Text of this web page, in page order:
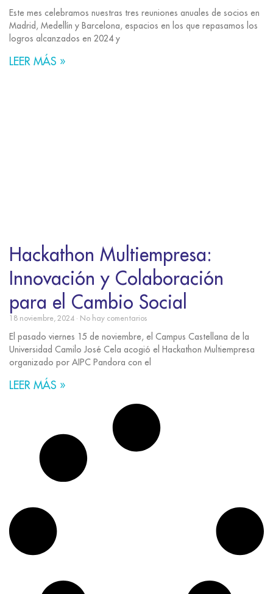
Este mes celebramos nuestras tres reuniones anuales de socios en
Madrid, Medellín y Barcelona, espacios en los que repasamos los
logros alcanzados en 2024 y
LEER MÁS »
Hackathon Multiempresa:
Innovación y Colaboración
para el Cambio Social
18 noviembre, 2024 No hay comentarios
El pasado viernes 15 de noviembre, el Campus Castellana de la
Universidad Camilo José Cela acogió el Hackathon Multiempresa
organizado por AIPC Pandora con el
LEER MÁS »